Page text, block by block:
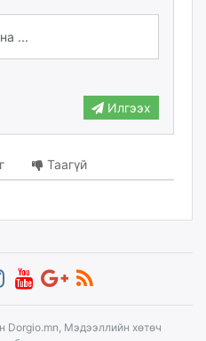
Илгээх
Таагүй
Dorgio.mn, Мэдээллийн хөтөч